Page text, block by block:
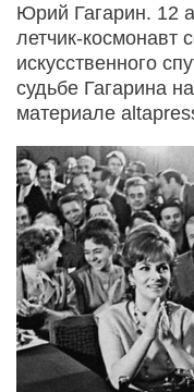
Юрий Гагарин. 12
летчик-космонавт
искусственного
судьбе Гагарина
материале